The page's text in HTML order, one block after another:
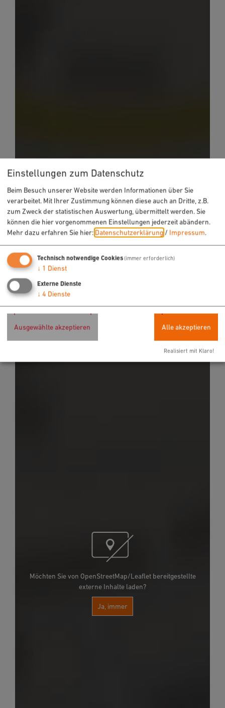
Möchten Sie von OpenStreetMap/Leaflet bereitgestellte
externe Inhalte laden?
Ja, immer
Einstellungen zum Datenschutz
Beim Besuch unserer Website werden Informationen über Sie
verarbeitet. Mit Ihrer Zustimmung können diese auch an Dritte, z.B.
zum Zweck der statistischen Auswertung, übermittelt werden. Sie
können die hier vorgenommenen Einstellungen jederzeit abändern.
Mehr dazu erfahren Sie hier: Datenschutzerklärung / Impressum.
Technisch notwendige Cookies(immer erforderlich)
↓ 1 Dienst
Externe Dienste
↓ 4 Dienste
Ausgewählte akzeptieren Alle akzeptieren
Realisiert mit Klaro!